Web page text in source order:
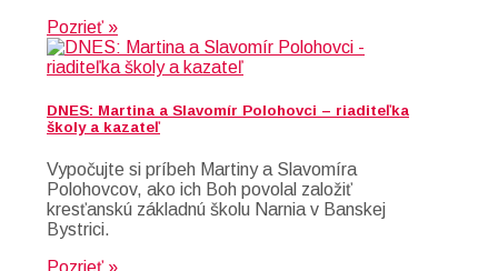
Pozrieť »
DNES: Martina a Slavomír Polohovci – riaditeľka
školy a kazateľ
Vypočujte si príbeh Martiny a Slavomíra
Polohovcov, ako ich Boh povolal založiť
kresťanskú základnú školu Narnia v Banskej
Bystrici.